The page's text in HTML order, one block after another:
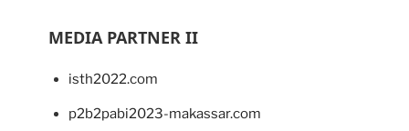
MEDIA PARTNER II
isth2022.com
p2b2pabi2023-makassar.com